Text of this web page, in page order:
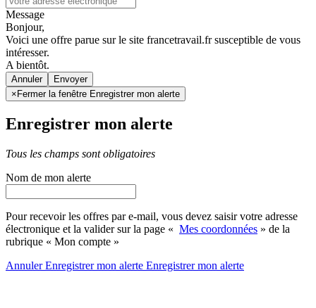
Message
Bonjour,
Voici une offre parue sur le site francetravail.fr susceptible de vous
intéresser.
A bientôt.
Annuler
×Fermer la fenêtre Enregistrer mon alerte
Enregistrer mon alerte
Tous les champs sont obligatoires
Nom de mon alerte
Pour recevoir les offres par e-mail, vous devez saisir votre adresse
électronique et la valider sur la page « Mes coordonnées » de la
rubrique « Mon compte »
AnnulerEnregistrer mon alerte Enregistrermon alerte